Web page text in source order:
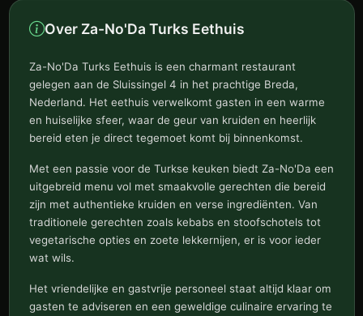
Over Za-No'Da Turks Eethuis
Za-No'Da Turks Eethuis is een charmant restaurant
gelegen aan de Sluissingel 4 in het prachtige Breda,
Nederland. Het eethuis verwelkomt gasten in een warme
en huiselijke sfeer, waar de geur van kruiden en heerlijk
bereid eten je direct tegemoet komt bij binnenkomst.
Met een passie voor de Turkse keuken biedt Za-No'Da een
uitgebreid menu vol met smaakvolle gerechten die bereid
zijn met authentieke kruiden en verse ingrediënten. Van
traditionele gerechten zoals kebabs en stoofschotels tot
vegetarische opties en zoete lekkernijen, er is voor ieder
wat wils.
Het vriendelijke en gastvrije personeel staat altijd klaar om
gasten te adviseren en een geweldige culinaire ervaring te